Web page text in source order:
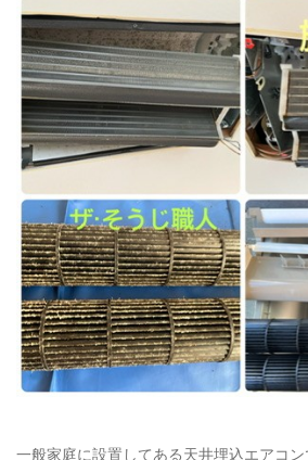
ご予約・お問い合
0120-
一般家庭に設置してある天井埋込エアコ